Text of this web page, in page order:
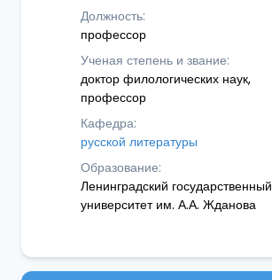
Должность:
профессор
Ученая степень и звание:
доктор филологических наук,
профессор
Кафедра:
русской литературы
Образование:
Ленинградский государственный
университет им. А.А. Жданова